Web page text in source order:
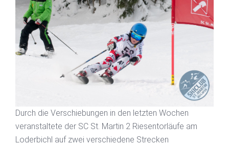
Durch die Verschiebungen in den letzten Wochen
veranstaltete der SC St. Martin 2 Riesentorläufe am
Loderbichl auf zwei verschiedene Strecken